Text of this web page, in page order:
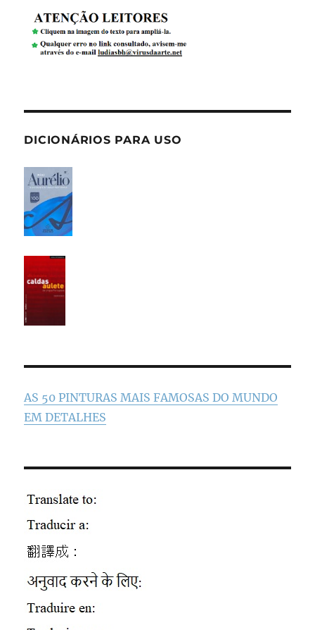
DICIONÁRIOS PARA USO
AS 50 PINTURAS MAIS FAMOSAS DO MUNDO
EM DETALHES